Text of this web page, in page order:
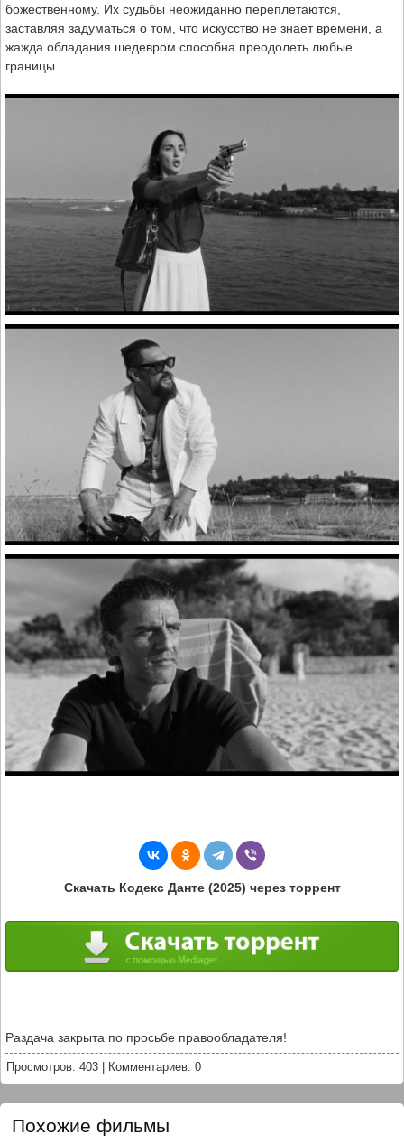
божественному. Их судьбы неожиданно переплетаются,
заставляя задуматься о том, что искусство не знает времени, а
жажда обладания шедевром способна преодолеть любые
границы.
Скачать Кодекс Данте (2025) через торрент
Раздача закрыта по просьбе правообладателя!
Просмотров: 403 Комментариев: 0
Похожие фильмы